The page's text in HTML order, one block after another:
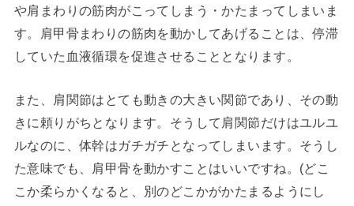
や肩まわりの筋肉がこってしまう・かたまってしまいま
す。肩甲骨まわりの筋肉を動かしてあげることは、停滞
していた血液循環を促進させることとなります。
また、肩関節はとても動きの大きい関節であり、その動
きに頼りがちとなります。そうして肩関節だけはユルユ
ルなのに、体幹はガチガチとなってしまいます。そうし
た意味でも、肩甲骨を動かすことはいいですね。(どこ
こか柔らかくなると、別のどこかがかたまるようにし